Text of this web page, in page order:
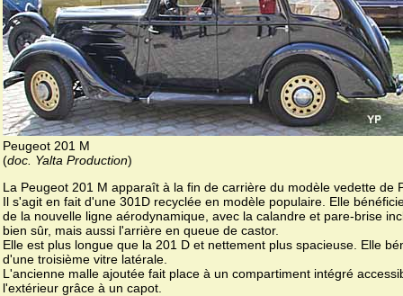
Peugeot 201 M
(doc. Yalta Production)
La Peugeot 201 M apparaît à la fin de carrière du modèle vedette de
Il s'agit en fait d'une 301D recyclée en modèle populaire. Elle
de la nouvelle ligne aérodynamique, avec la calandre et pare-brise
bien sûr, mais aussi l'arrière en queue de castor.
Elle est plus longue que la 201 D et nettement plus spacieuse. Elle
d'une troisième vitre latérale.
L'ancienne malle ajoutée fait place à un compartiment intégré
l'extérieur grâce à un capot.